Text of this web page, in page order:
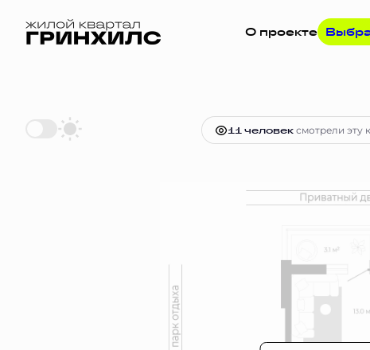
О проекте
Студия27.3 м Цена по запросу
11 человексмотрели эту